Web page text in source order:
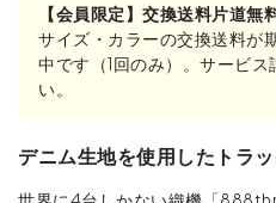
【会員限定】交換送料片道無
サイズ・カラーの交換送料が
中です（1回のみ）。サービス
い。
デニム生地を使用したトラッ